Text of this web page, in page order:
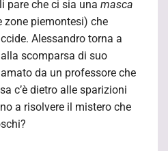
pare che ci sia una masca
zone piemontesi) che
Alessandro torna a
scomparsa di suo
da un professore che
c’è dietro alle sparizioni
a risolvere il mistero che